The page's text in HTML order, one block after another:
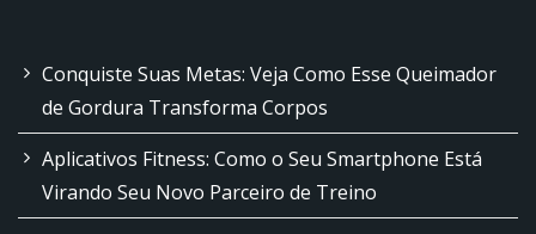
Conquiste Suas Metas: Veja Como Esse Queimador
de Gordura Transforma Corpos
Aplicativos Fitness: Como o Seu Smartphone Está
Virando Seu Novo Parceiro de Treino